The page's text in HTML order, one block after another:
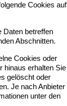
Cookies auf
Daten betreffen
Abschnitten.
Cookies oder
hinaus erhalten Sie
gelöscht oder
Je nach Anbieter
unter den